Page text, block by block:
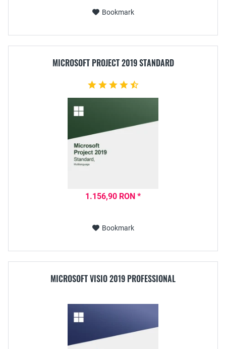
Bookmark
MICROSOFT PROJECT 2019 STANDARD
1.156,90 RON *
Bookmark
MICROSOFT VISIO 2019 PROFESSIONAL